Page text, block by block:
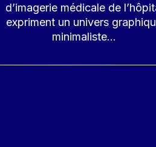
d’imagerie médicale de
expriment un univers
minimaliste...